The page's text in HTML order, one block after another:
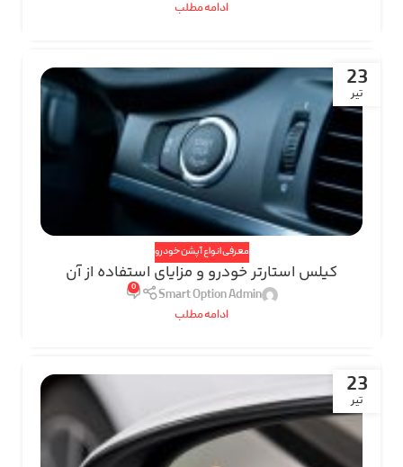
ادامه مطلب
23
تیر
معرفی انواع آپشن خودرو
کیلس استارتر خودرو و مزایای استفاده از آن
Smart Option Admin
0
ادامه مطلب
23
تیر